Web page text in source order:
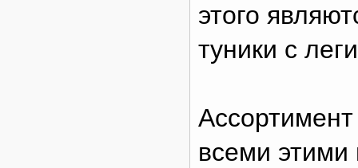
этого
туники с
всеми этими